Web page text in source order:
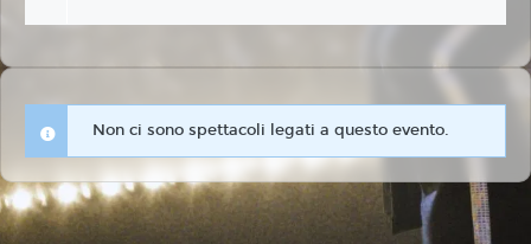
Non ci sono spettacoli legati a questo evento.